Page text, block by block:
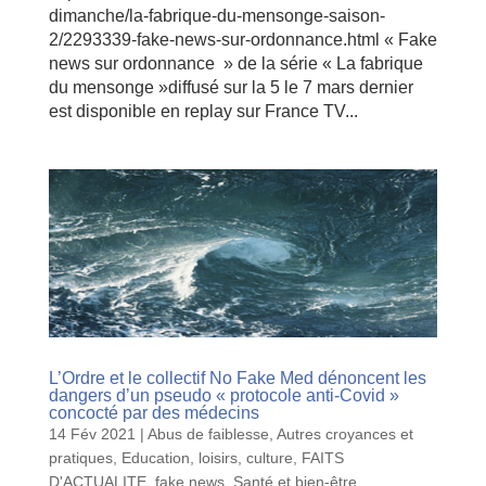
dimanche/la-fabrique-du-mensonge-saison-
2/2293339-fake-news-sur-ordonnance.html « Fake
news sur ordonnance » de la série « La fabrique
du mensonge »diffusé sur la 5 le 7 mars dernier
est disponible en replay sur France TV...
L’Ordre et le collectif No Fake Med dénoncent les
dangers d’un pseudo « protocole anti-Covid »
concocté par des médecins
14 Fév 2021 | Abus de faiblesse, Autres croyances et
pratiques, Education, loisirs, culture, FAITS
D'ACTUALITE, fake news, Santé et bien-être